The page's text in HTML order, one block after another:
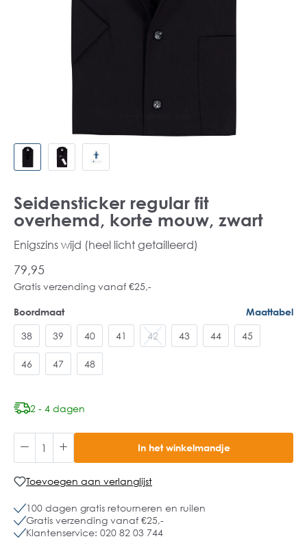
Seidensticker regular fit
overhemd, korte mouw, zwart
Enigszins wijd (heel licht getailleerd)
79,95
Gratis verzending vanaf €25,-
Boordmaat Maattabel
38 39 40 41 42 43 44 45
46 47 48
2 - 4 dagen
In het winkelmandje
Toevoegen aan verlanglijst
100 dagen gratis retourneren en ruilen
Gratis verzending vanaf €25,-
Klantenservice: 020 82 03 744